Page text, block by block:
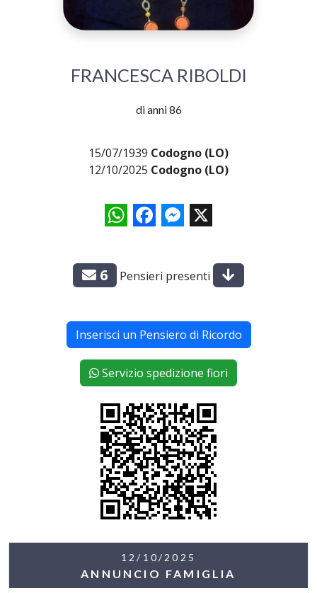
FRANCESCA RIBOLDI
di anni 86
15/07/1939 Codogno (LO)
12/10/2025 Codogno (LO)
WhatsAppFacebookMessenger
X
6 Pensieri presenti
Inserisci un Pensiero di Ricordo
Servizio spedizione fiori
12/10/2025
ANNUNCIO FAMIGLIA